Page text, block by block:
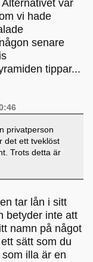
var
vi hade
senare
tippar...
privatperson
det ett tveklöst
Trots detta är
tar lån i sitt
betyder inte att
namn på något
sätt som du
illa är en